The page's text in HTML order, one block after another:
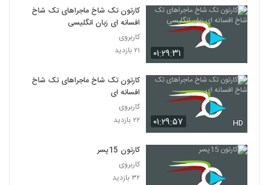
۰۱:۲۹:۳۱
کارتون تک شاخ ماجراهای تک شاخ
افسانه ای زبان انگلیسی
کاربروی
۲۱ بازدید
۰۱:۲۹:۵۷ HD
کارتون تک شاخ ماجراهای تک شاخ
افسانه ای
کاربروی
۲۲ بازدید
کارتون 15پسر
کاربروی
۳۲ بازدید